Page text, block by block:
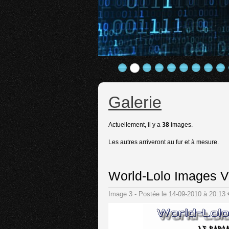
Galerie
Actuellement, il y a 38 images.
Les autres arriveront au fur et à mesure.
World-Lolo Images
Image 3 - Postée le 14-09-2010 à 20:13